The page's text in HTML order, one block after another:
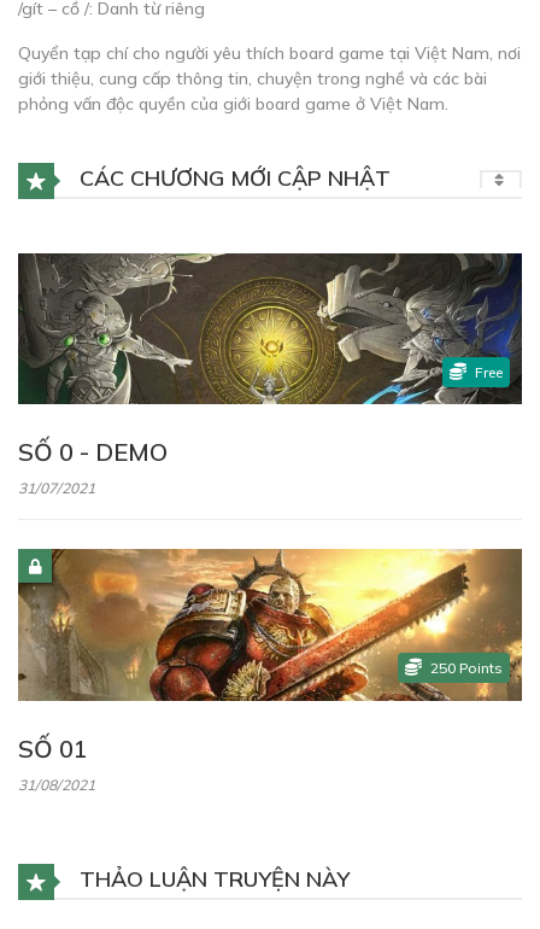
/gít – cồ /: Danh từ riêng
Quyển tạp chí cho người yêu thích board game tại Việt Nam, nơi
giới thiệu, cung cấp thông tin, chuyện trong nghề và các bài
phỏng vấn độc quyền của giới board game ở Việt Nam.
CÁC CHƯƠNG MỚI CẬP NHẬT
SỐ 0 - DEMO
31/07/2021
Free
SỐ 01
31/08/2021
250 Points
THẢO LUẬN TRUYỆN NÀY